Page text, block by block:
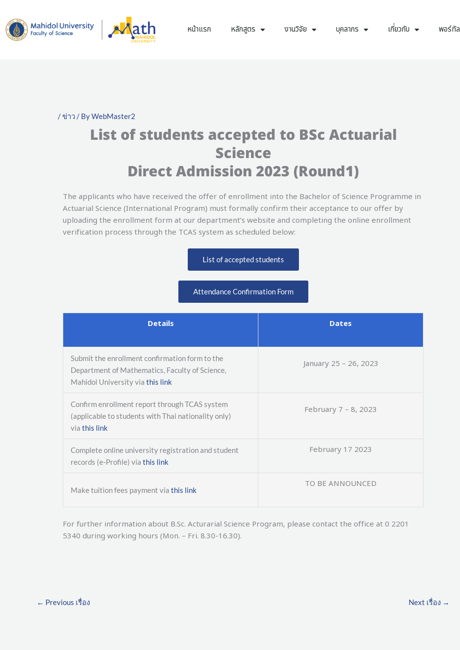
content
หน้าแรก หลักสูตร งานวิจัย บุคลากร เกี่ยวกับ พอร์ทัล
/ข่าว/ ByWebMaster2
List of students accepted to BSc Actuarial
Science
Direct Admission 2023 (Round1)
The applicants who have received the offer of enrollment into the Bachelor of Science Programme in
Actuarial Science (International Program) must formally confirm their acceptance to our offer by
uploading the enrollment form at our department’s website and completing the online enrollment
verification process through the TCAS system as scheduled below:
List of accepted students
Attendance Confirmation Form
Details Dates
Submit the enrollment confirmation form to the
Department of Mathematics, Faculty of Science,
Mahidol University via this link
January 25 – 26, 2023
Confirm enrollment report through TCAS system
(applicable to students with Thai nationality only)
via this link
February 7 – 8, 2023
Complete online university registration and student
records (e-Profile) via this link
February 17 2023
Make tuition fees payment via this link
TO BE ANNOUNCED
For further information about B.Sc. Acturarial Science Program, please contact the office at 0 2201
5340 during working hours (Mon. – Fri. 8.30-16.30).
← Previous เรื่อง Next เรื่อง →